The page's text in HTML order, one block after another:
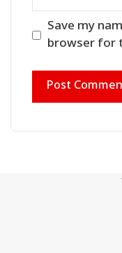
Save my
browser for